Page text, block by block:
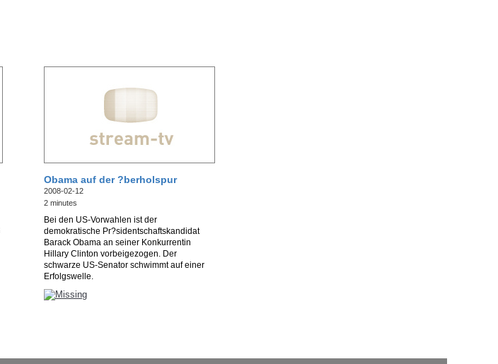
Obama auf der ?berholspur
2008-02-12
2 minutes
Bei den US-Vorwahlen ist der
demokratische Pr?sidentschaftskandidat
Barack Obama an seiner Konkurrentin
Hillary Clinton vorbeigezogen. Der
schwarze US-Senator schwimmt auf einer
Erfolgswelle.